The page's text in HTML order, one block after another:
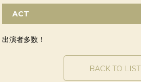
ACT
出演者多数！
BACK TO LIST